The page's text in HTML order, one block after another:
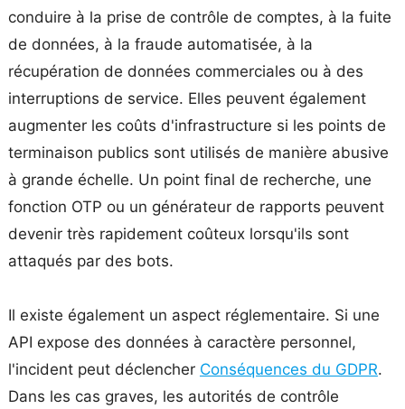
conduire à la prise de contrôle de comptes, à la fuite
de données, à la fraude automatisée, à la
récupération de données commerciales ou à des
interruptions de service. Elles peuvent également
augmenter les coûts d'infrastructure si les points de
terminaison publics sont utilisés de manière abusive
à grande échelle. Un point final de recherche, une
fonction OTP ou un générateur de rapports peuvent
devenir très rapidement coûteux lorsqu'ils sont
attaqués par des bots.
Il existe également un aspect réglementaire. Si une
API expose des données à caractère personnel,
l'incident peut déclencher Conséquences du GDPR.
Dans les cas graves, les autorités de contrôle